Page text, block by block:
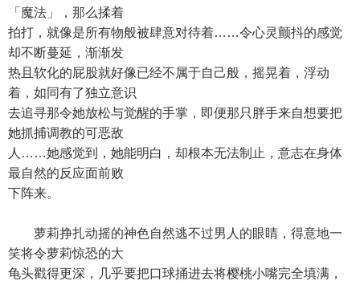
「魔法」，那么揉着
拍打，就像是所有物般被肆意对待着……令心灵颤抖的感觉
却不断蔓延，渐渐发
热且软化的屁股就好像已经不属于自己般，摇晃着，浮动
着，如同有了独立意识
去追寻那令她放松与觉醒的手掌，即便那只胖手来自想要把
她抓捕调教的可恶敌
人……她感觉到，她能明白，却根本无法制止，意志在身体
最自然的反应面前败
下阵来。
萝莉挣扎动摇的神色自然逃不过男人的眼睛，得意地一
笑将令萝莉惊恐的大
龟头戳得更深，几乎要把口球捅进去将樱桃小嘴完全填满，